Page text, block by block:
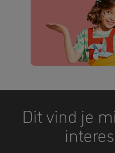
Dit vind je